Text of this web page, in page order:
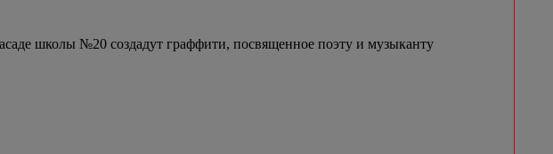
школы №20 создадут граффити, посвященное поэту и музыканту